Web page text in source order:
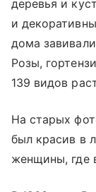
деревья и
и
дома
Розы,
139 видов
На старых
был красив в
женщины, где